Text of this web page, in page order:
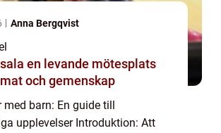
Anna Bergqvist
och gemenskap
med barn: En guide till
upplevelser Introduktion: Att